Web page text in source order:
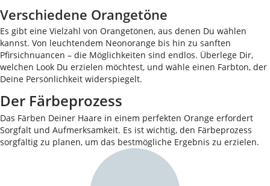
Verschiedene Orangetöne
Es gibt eine Vielzahl von Orangetönen, aus denen Du wählen
kannst. Von leuchtendem Neonorange bis hin zu sanften
Pfirsichnuancen – die Möglichkeiten sind endlos. Überlege Dir,
welchen Look Du erzielen möchtest, und wähle einen Farbton, der
Deine Persönlichkeit widerspiegelt.
Der Färbeprozess
Das Färben Deiner Haare in einem perfekten Orange erfordert
Sorgfalt und Aufmerksamkeit. Es ist wichtig, den Färbeprozess
sorgfältig zu planen, um das bestmögliche Ergebnis zu erzielen.